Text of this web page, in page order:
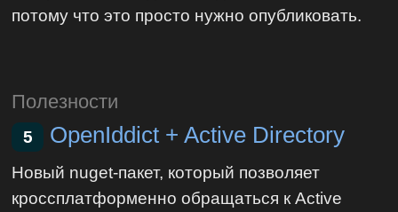
потому что это просто нужно опубликовать.
Полезности
5 OpenIddict + Active Directory
Новый nuget-пакет, который позволяет
кроссплатформенно обращаться к Active